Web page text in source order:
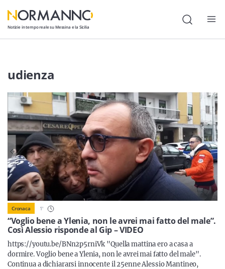
Notizie in tempo reale su Messina e la Sicilia
Attualità
Politica
Cultura
Lavoro
Società
Economia
Sport
Sicilia
udienza
“Voglio bene a Ylenia, non le avrei mai fatto del male”.
Così Alessio risponde al Gip – VIDEO
Cronaca 1'
https://youtu.be/BNn2p5rniVk "Quella mattina ero a casa a
dormire. Voglio bene a Ylenia, non le avrei mai fatto del male".
Continua a dichiararsi innocente il 25enne Alessio Mantineo,